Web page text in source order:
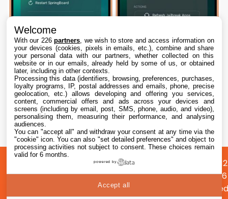
Dopamine 3, le jailbreak pour iOS 26 sur
iPhone, est disponible
7 Aug. 2026 • 22:44
propos
Préférences
cookies
Confidentialité
©
2026
Welcome
With our 226partners , we wish to store and access information on
your devices (cookies, pixels in emails, etc.), combine and share
your personal data with our partners, whether collected on this
website or in our emails, already held by some of us, or obtained
later, including in other contexts.
Processing this data (identifiers, browsing, preferences, purchases,
loyalty programs, IP, postal addresses and emails, phone, precise
geolocation, etc.) allows developing and offering you services,
content, commercial offers and ads across your devices and
screens (including by email, post, SMS, phone, audio, and video),
personalising them, measuring their performance, and analysing
audiences.
You can "accept all" and withdraw your consent at any time via the
"cookie" icon. You can also "set detailed preferences" and object to
processing activities not subject to consent. These choices remain
valid for 6 months.
powered by
Accept all